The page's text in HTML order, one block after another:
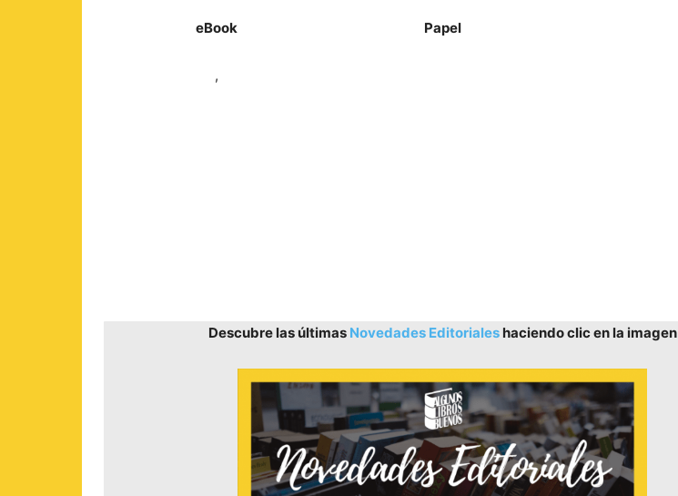
eBook
,
Papel
Descubre las últimas Novedades Editorialeshaciendo clic en la imagen